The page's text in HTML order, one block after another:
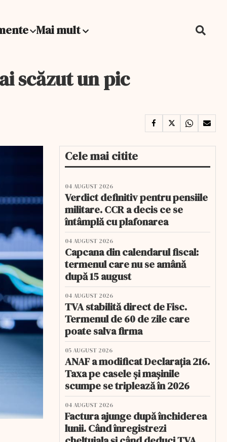
Mai mult
scăzut un pic
Cele mai citite
04 AUGUST 2026
Verdict definitiv pentru pensiile
militare. CCR a decis ce se
întâmplă cu plafonarea
04 AUGUST 2026
Capcana din calendarul fiscal:
termenul care nu se amână
după 15 august
04 AUGUST 2026
TVA stabilită direct de Fisc.
Termenul de 60 de zile care
poate salva firma
05 AUGUST 2026
ANAF a modificat Declarația 216.
Taxa pe casele și mașinile
scumpe se triplează în 2026
04 AUGUST 2026
Factura ajunge după închiderea
lunii. Când înregistrezi